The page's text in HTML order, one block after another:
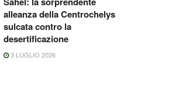
alleanza della Centrochelys
sulcata contro la
desertificazione
3 LUGLIO 2026